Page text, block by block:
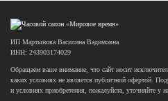
ИП Мартынова Василина Вадимовна
ИНН: 243903174029
Обращаем ваше внимание, что сайт носит
каких условиях не является публичной офертой.
и условиях приобретения, пожалуйста, уточняйте у